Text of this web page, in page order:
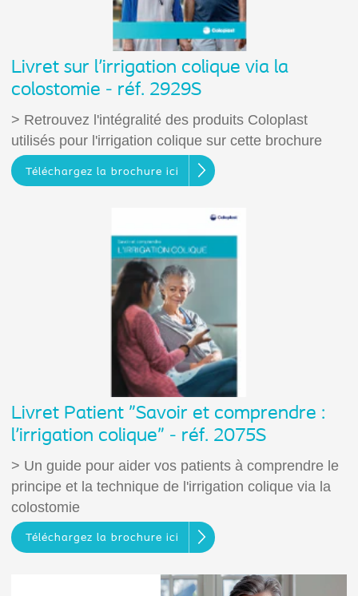
Livret sur l'irrigation colique via la
colostomie - réf. 2929S
> Retrouvez l'intégralité des produits Coloplast
utilisés pour l'irrigation colique sur cette brochure
Téléchargez la brochure ici
Livret Patient "Savoir et comprendre :
l'irrigation colique" - réf. 2075S
> Un guide pour aider vos patients à comprendre le
principe et la technique de l'irrigation colique via la
colostomie
Téléchargez la brochure ici